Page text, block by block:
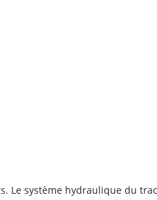
Le système hydraulique du